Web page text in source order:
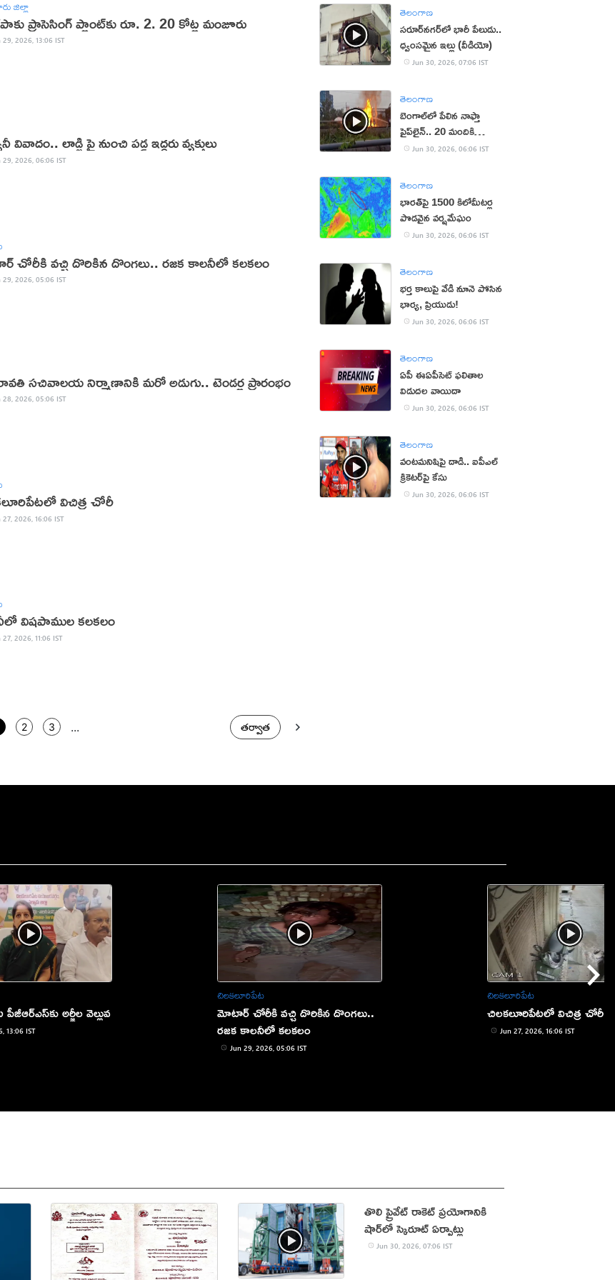
జిల్లా
ప్రాసెసింగ్ ప్లాంట్‌కు రూ. 2. 20 కోట్ల మంజూరు
29, 2026, 13:06 IST
వివాదం.. లాడ్జి పై నుంచి పడ్డ ఇద్దరు వ్యక్తులు
29, 2026, 06:06 IST
చోరీకి వచ్చి దొరికిన దొంగలు.. రజక కాలనీలో కలకలం
29, 2026, 05:06 IST
సచివాలయ నిర్మాణానికి మరో అడుగు.. టెండర్ల ప్రారంభం
28, 2026, 05:06 IST
విచిత్ర చోరీ
27, 2026, 16:06 IST
విషపాముల కలకలం
27, 2026, 11:06 IST
2 3 ... తర్వాత
తెలంగాణ
సరూర్‌నగర్‌లో భారీ పేలుడు..
ధ్వంసమైన ఇల్లు (వీడియో)
Jun 30, 2026, 07:06 IST
తెలంగాణ
బెంగాల్‌లో పేలిన నాఫ్తా
పైప్‌లైన్‌.. 20 మందికి
గాయాలు
Jun 30, 2026, 06:06 IST
తెలంగాణ
భారత్‌పై 1500 కిలోమీటర్ల
పొడవైన వర్షమేఘం
Jun 30, 2026, 06:06 IST
తెలంగాణ
భర్త కాలుపై వేడి నూనె పోసిన
భార్య, ప్రియుడు!
Jun 30, 2026, 06:06 IST
తెలంగాణ
ఏపీ ఈఏపీసెట్‌ ఫలితాల
విడుదల వాయిదా
Jun 30, 2026, 06:06 IST
తెలంగాణ
వంటమనిషిపై దాడి.. ఐపీఎల్‌
క్రికెటర్‌పై కేసు
Jun 30, 2026, 06:06 IST
అర్జీల వెల్లువ
13:06 IST
చిలకలూరిపేట
మోటార్ చోరీకి వచ్చి దొరికిన దొంగలు..
రజక కాలనీలో కలకలం
Jun 29, 2026, 05:06 IST
చిలకలూరిపేట
చిలకలూరిపేటలో విచిత్ర చోరీ
Jun 27, 2026, 16:06 IST
తొలి ప్రైవేట్‌ రాకెట్‌ ప్రయోగానికి
షార్‌లో స్కైరూట్‌ ఏర్పాట్లు
Jun 30, 2026, 07:06 IST